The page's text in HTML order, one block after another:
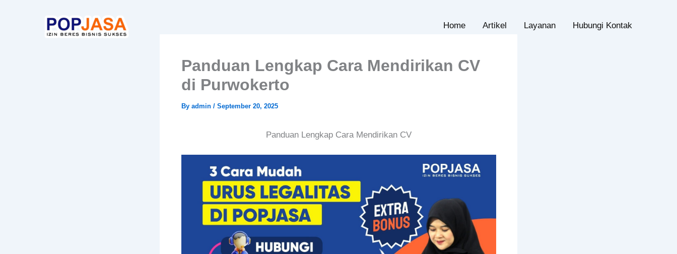
Home Artikel Layanan Hubungi Kontak
Panduan Lengkap Cara Mendirikan CV
di Purwokerto
By admin / September 20, 2025
Panduan Lengkap Cara Mendirikan CV